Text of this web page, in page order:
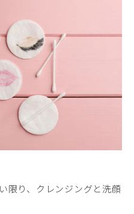
限り、クレンジングと洗顔